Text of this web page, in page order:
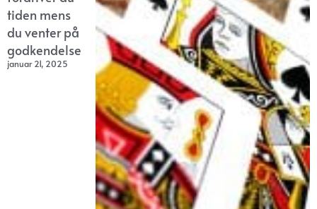
tiden mens
du venter på
godkendelse
januar 21, 2025